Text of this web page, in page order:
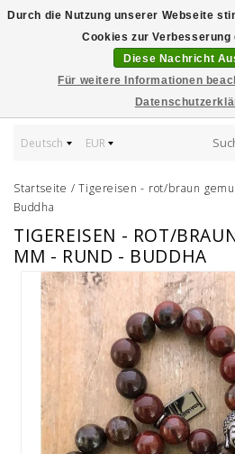
Deutsch EUR
Startseite /Tigereisen - rot/braun
Buddha
TIGEREISEN - ROT/
MM - RUND - BUDDHA
Durch die Nutzung unserer Webseite
Cookies zur Verbesserung
Diese Nachricht
Für weitere Informationen